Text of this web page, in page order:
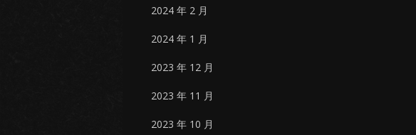
2024 年 2 月
2024 年 1 月
2023 年 12 月
2023 年 11 月
2023 年 10 月